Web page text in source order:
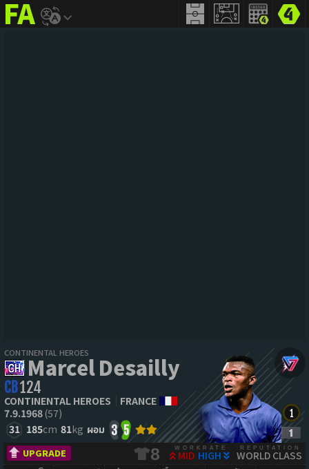
addict
CONTINENTAL HEROES
Marcel Desailly
CB124
CONTINENTAL HEROES
FRANCE
7.9.1968(57)
31 185cm 81kg ผอม 3 5
UPGRADE 8 WORKRATE
MID HIGH
REPUTATION
WORLD CLASS